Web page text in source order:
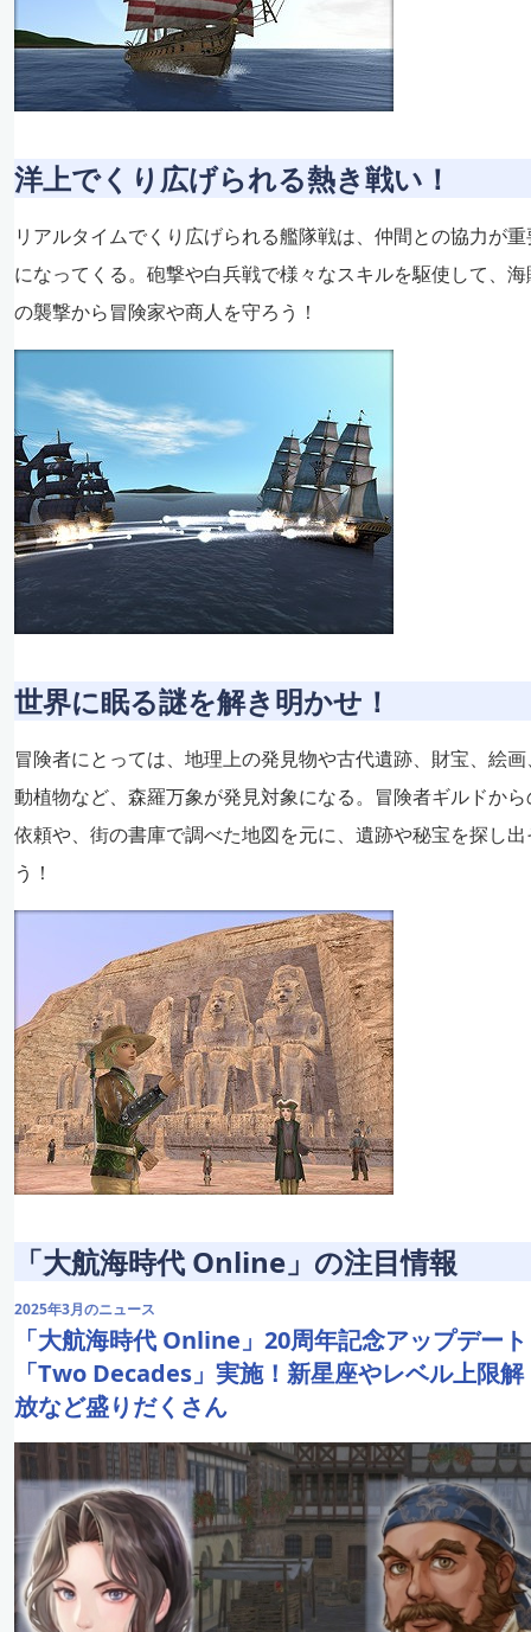
洋上でくり広げられる熱き戦い！
リアルタイムでくり広げられる艦隊戦は、仲間との協力が重
になってくる。砲撃や白兵戦で様々なスキルを駆使して、海
の襲撃から冒険家や商人を守ろう！
世界に眠る謎を解き明かせ！
冒険者にとっては、地理上の発見物や古代遺跡、財宝、絵画
動植物など、森羅万象が発見対象になる。冒険者ギルドから
依頼や、街の書庫で調べた地図を元に、遺跡や秘宝を探し出
う！
「大航海時代 Online」の注目情報
2025年3月のニュース
「大航海時代 Online」20周年記念アップデート
「Two Decades」実施！新星座やレベル上限解
放など盛りだくさん